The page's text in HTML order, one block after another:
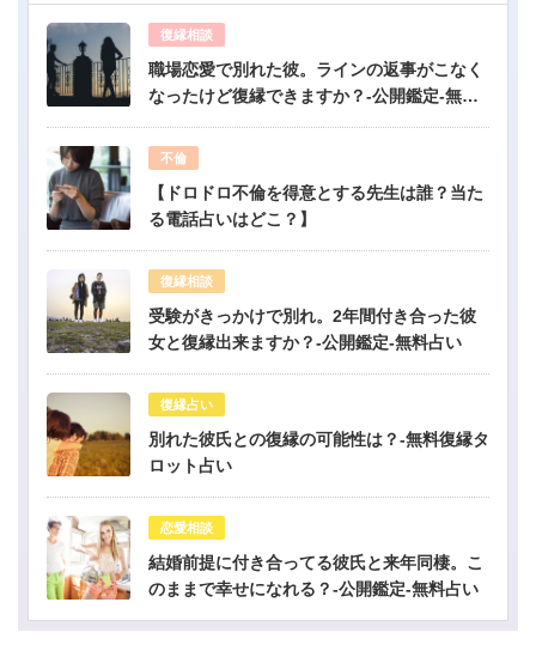
復縁相談
職場恋愛で別れた彼。ラインの返事がこなく
なったけど復縁できますか？-公開鑑定-無料
不倫
【ドロドロ不倫を得意とする先生は誰？当た
る電話占いはどこ？】
復縁相談
受験がきっかけで別れ。2年間付き合った彼
女と復縁出来ますか？-公開鑑定-無料占い
復縁占い
別れた彼氏との復縁の可能性は？-無料復縁タ
ロット占い
恋愛相談
結婚前提に付き合ってる彼氏と来年同棲。こ
のままで幸せになれる？-公開鑑定-無料占い